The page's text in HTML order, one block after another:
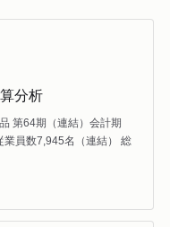
分析
第64期（連結）会計期
員数7,945名（連結） 総